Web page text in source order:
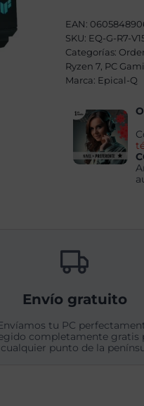
Ryzen
7
9800X3D,
64GB,
4TB
SSD
NVME,
5090+
Windows
11
Pro
cantidad
EAN:
SKU: EQ-G-R7-
Categorías:
Ryzen 7, PC
Marca: Epical-Q
Envío gratuito
tu PC
completamente gratis
cualquier punto de la